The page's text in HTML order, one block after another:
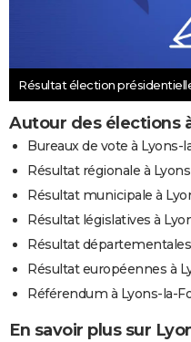
Résultat élection
Autour des élections
Bureaux de vote à Lyons-
Résultat régionale à
Résultat municipale à
Résultat législatives à
Résultat
Résultat européennes à
Référendum à Lyons-la-
En savoir plus sur